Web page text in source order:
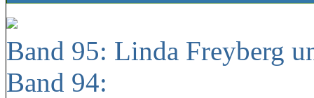
Band 95: Linda Freyberg
Band 94: